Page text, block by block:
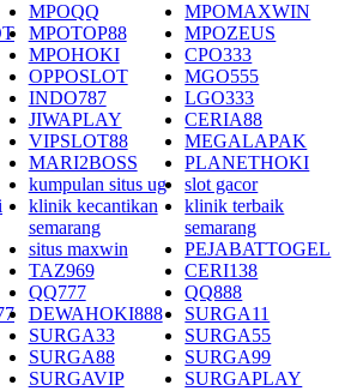
MPOQQ
MPOMAXWIN
MPOTOP88
MPOZEUS
MPOHOKI
CPO333
OPPOSLOT
MGO555
INDO787
LGO333
JIWAPLAY
CERIA88
VIPSLOT88
MEGALAPAK
MARI2BOSS
PLANETHOKI
kumpulan situs ug
slot gacor
klinik kecantikan
semarang
klinik terbaik
semarang
situs maxwin
PEJABATTOGEL
TAZ969
CERI138
QQ777
QQ888
DEWAHOKI888
SURGA11
SURGA33
SURGA55
SURGA88
SURGA99
SURGAVIP
SURGAPLAY